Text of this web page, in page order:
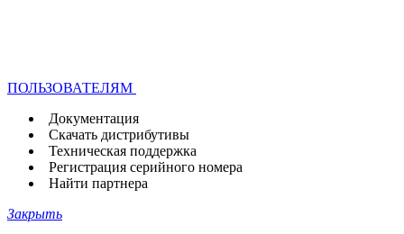
ПОЛЬЗОВАТЕЛЯМ
Документация
Скачать дистрибутивы
Техническая поддержка
Регистрация серийного номера
Найти партнера
Закрыть